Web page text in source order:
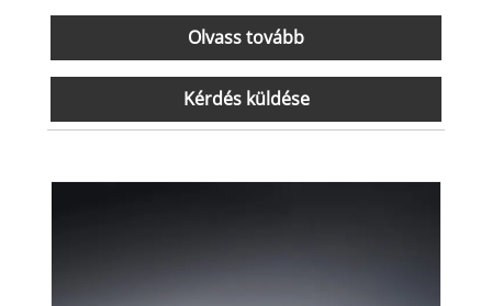
Olvass tovább
Kérdés küldése